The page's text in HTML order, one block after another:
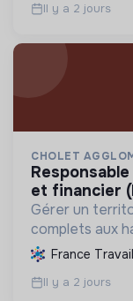
Il y a 2 jours
CHOLET
responsable d'activité suivi administratif
et financier
Gérer un
complets aux
de vie et en
et sociale
France Travail
Il y a 2 jours